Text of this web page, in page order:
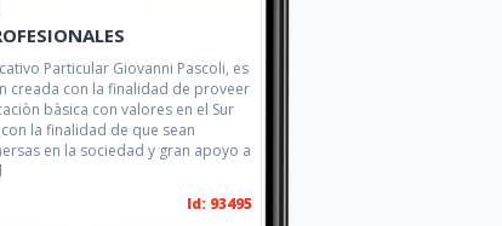
Particular Giovanni Pascoli, es
creada con la finalidad de proveer
bàsica con valores en el Sur
la finalidad de que sean
en la sociedad y gran apoyo a
Id: 93495